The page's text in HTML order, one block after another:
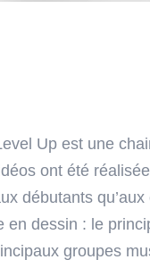
Up est une
ont été
débutants
dessin : le
groupes